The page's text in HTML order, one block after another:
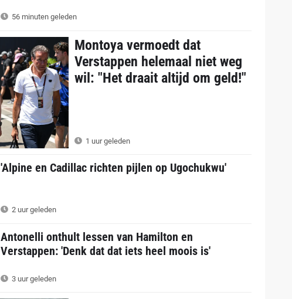
56 minuten geleden
Montoya vermoedt dat
Verstappen helemaal niet weg
wil: "Het draait altijd om geld!"
1 uur geleden
'Alpine en Cadillac richten pijlen op Ugochukwu'
2 uur geleden
Antonelli onthult lessen van Hamilton en
Verstappen: 'Denk dat dat iets heel moois is'
3 uur geleden